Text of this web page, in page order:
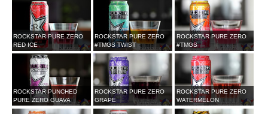
ROCKSTAR PURE ZERO
RED ICE
ROCKSTAR PURE ZERO
#TMGS TWIST
ROCKSTAR PURE ZERO
#TMGS
ROCKSTAR PUNCHED
PURE ZERO GUAVA
ROCKSTAR PURE ZERO
GRAPE
ROCKSTAR PURE ZERO
WATERMELON